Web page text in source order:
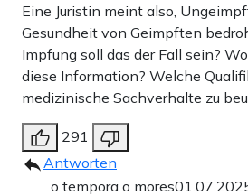
Eine Juristin meint also,
Gesundheit von Geimpften
Impfung soll das der Fall sein?
diese Information? Welche
medizinische Sachverhalte zu
291
Antworten
o tempora o mores